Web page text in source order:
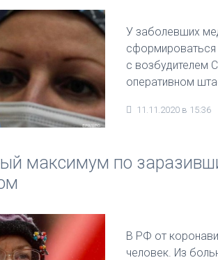
У заболевших
сформироваться
с возбудителем
оперативном
11.11.2020 в 15:36
максимум по
В РФ от
человек. Из